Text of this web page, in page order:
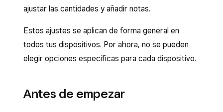
ajustar las cantidades y añadir notas.
Estos ajustes se aplican de forma general en
todos tus dispositivos. Por ahora, no se pueden
elegir opciones específicas para cada dispositivo.
Antes de empezar